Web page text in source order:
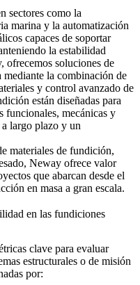
sectores como la
marina y la automatización
capaces de soportar
la estabilidad
, ofrecemos soluciones de
mediante la combinación de
y control avanzado de
están diseñadas para
funcionales, mecánicas y
largo plazo y un
materiales de fundición,
Neway ofrece valor
que abarcan desde el
en masa a gran escala.
en las fundiciones
clave para evaluar
estructurales o de misión
por: